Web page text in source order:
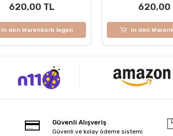
620,00 TL
In den Warenkorb legen
620,00
In den
Güvenli Alışveriş
Güvenli ve kolay ödeme sistemi